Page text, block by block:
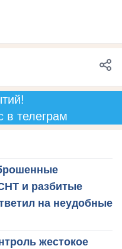
в телеграм
и разбитые
на неудобные
жестокое